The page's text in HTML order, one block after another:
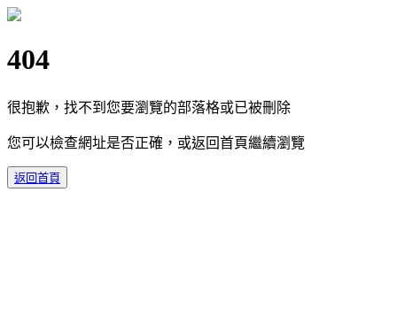
404
很抱歉，找不到您要瀏覽的部落格或已被刪除
您可以檢查網址是否正確，或返回首頁繼續瀏覽
返回首頁